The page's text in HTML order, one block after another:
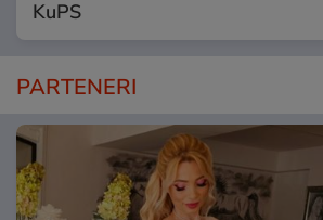
KuPS
PARTENERI